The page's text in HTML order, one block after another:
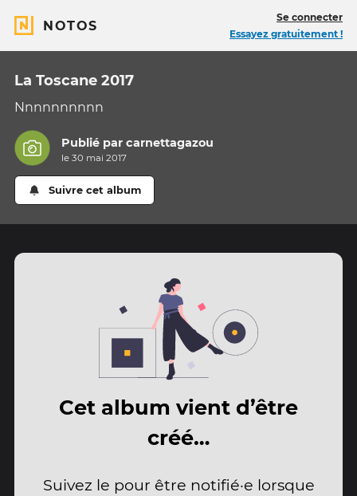
NOTOS
Se connecter
Essayez gratuitement !
La Toscane 2017
Nnnnnnnnnn
Publié parcarnettagazou
le 30 mai 2017
Suivre cet album
Cet album vient d’être
créé…
Suivez le pour être notifié·e lorsque